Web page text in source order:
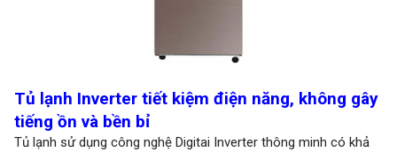
Tủ lạnh Inverter tiết kiệm điện năng, không gây
tiếng ồn và bền bỉ
Tủ lạnh sử dụng công nghệ Digitai Inverter thông minh có khả